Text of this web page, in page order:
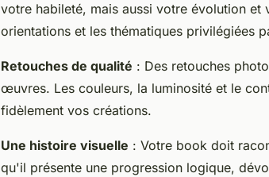
votre habileté, mais aussi votre évolution
orientations et les thématiques privilégiées
Retouches de qualité : Des retouches
œuvres. Les couleurs, la luminosité et le
fidèlement vos créations.
Une histoire visuelle : Votre book doit
qu'il présente une progression logique,